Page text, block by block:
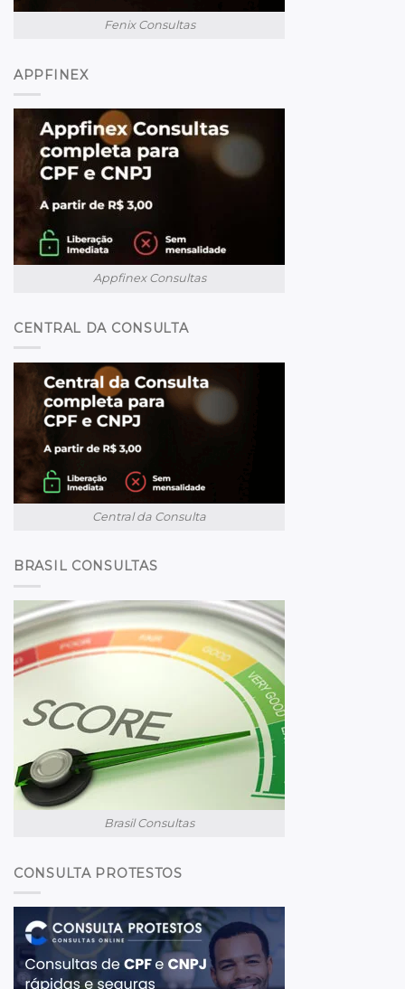
Fenix Consultas
APPFINEX
Appfinex Consultas
CENTRAL DA CONSULTA
Central da Consulta
BRASIL CONSULTAS
Brasil Consultas
CONSULTA PROTESTOS